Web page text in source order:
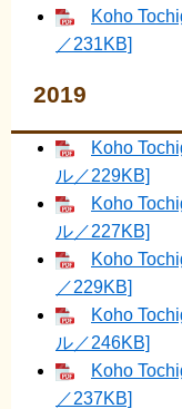
Koho
／231KB]
2019
Koho
ル／229KB]
Koho
ル／227KB]
Koho
／229KB]
Koho
ル／246KB]
Koho
／237KB]